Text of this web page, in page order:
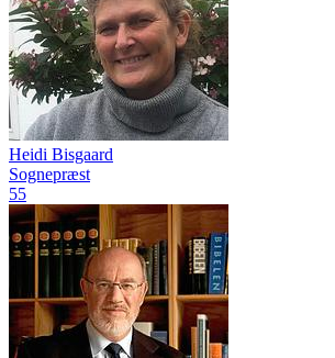
Heidi Bisgaard
Sognepræst
55